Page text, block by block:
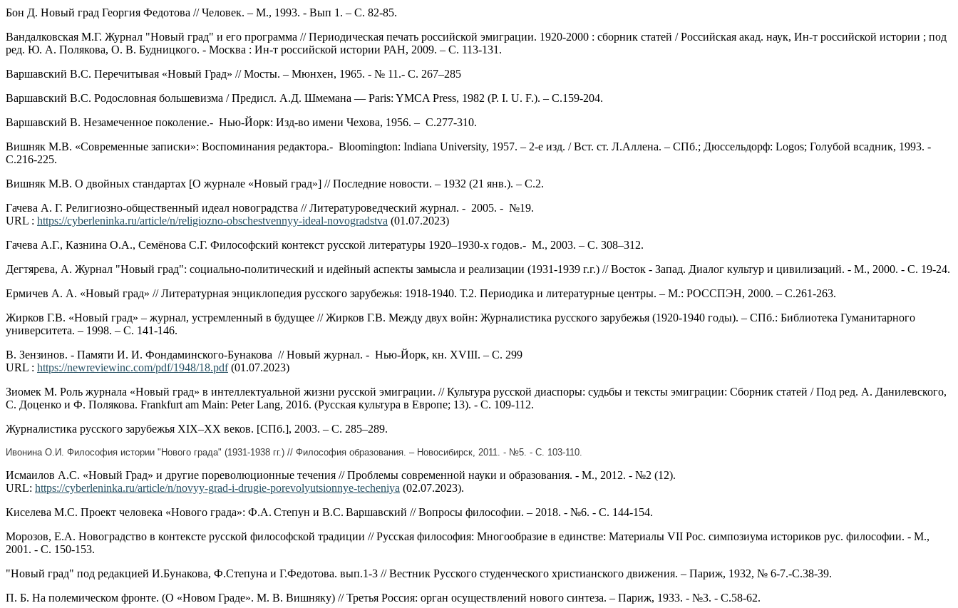
Бон Д. Новый град Георгия Федотова // Человек. – М., 1993. - Вып 1. – С. 82-85.
Вандалковская М.Г. Журнал "Новый град" и его программа // Периодическая печать российской эмиграции. 1920-2000 : сборник статей / Российская акад. наук, Ин-т российской истории ; под
ред. Ю. А. Полякова, О. В. Будницкого. - Москва : Ин-т российской истории РАН, 2009. – С. 113-131.
Варшавский В.С. Перечитывая «Новый Град» // Мосты. – Мюнхен, 1965. - № 11.- С. 267–285
Варшавский В.С. Родословная большевизма / Предисл. А.Д. Шмемана — Paris: YMCA Press, 1982 (P. I. U. F.). – С.159-204.
Варшавский В. Незамеченное поколение.- Нью-Йорк: Изд-во имени Чехова, 1956. – С.277-310.
Вишняк М.В. «Современные записки»: Воспоминания редактора.- Bloomington: Indiana University, 1957. – 2-е изд. / Вст. ст. Л.Аллена. – СПб.; Дюссельдорф: Logos; Голубой всадник, 1993. -
С.216-225.
Вишняк М.В. О двойных стандартах [О журнале «Новый град»] // Последние новости. – 1932 (21 янв.). – С.2.
Гачева А. Г. Религиозно-общественный идеал новоградства // Литературоведческий журнал. - 2005. - №19.
URL : https://cyberleninka.ru/article/n/religiozno-obschestvennyy-ideal-novogradstva (01.07.2023)
Гачева А.Г., Казнина О.А., Семёнова С.Г. Философский контекст русской литературы 1920–1930-х годов.- М., 2003. – С. 308–312.
Дегтярева, А. Журнал "Новый град": социально-политический и идейный аспекты замысла и реализации (1931-1939 г.г.) // Восток - Запад. Диалог культур и цивилизаций. - М., 2000. - С. 19-24.
Ермичев А. А. «Новый град» // Литературная энциклопедия русского зарубежья: 1918-1940. Т.2. Периодика и литературные центры. – М.: РОССПЭН, 2000. – С.261-263.
Жирков Г.В. «Новый град» – журнал, устремленный в будущее // Жирков Г.В. Между двух войн: Журналистика русского зарубежья (1920-1940 годы). – СПб.: Библиотека Гуманитарного
университета. – 1998. – С. 141-146.
В. Зензинов. - Памяти И. И. Фондаминского-Бунакова // Новый журнал. - Нью-Йорк, кн. XVIII. – С. 299
URL : https://newreviewinc.com/pdf/1948/18.pdf(01.07.2023)
Зиомек М. Роль журнала «Новый град» в интеллектуальной жизни русской эмиграции. // Культура русской диаспоры: судьбы и тексты эмиграции: Сборник статей / Под ред. А. Данилевского,
С. Доценко и Ф. Полякова. Frankfurt am Main: Peter Lang, 2016. (Русская культура в Европе; 13). - С. 109-112.
Журналистика русского зарубежья XIX–XX веков. [СПб.], 2003. – С. 285–289.
Ивонина О.И. Философия истории "Нового града" (1931-1938 гг.) // Философия образования. – Новосибирск, 2011. - №5. - C. 103-110.
Исмаилов А.С. «Новый Град» и другие пореволюционные течения // Проблемы современной науки и образования. - М., 2012. - №2 (12).
URL: https://cyberleninka.ru/article/n/novyy-grad-i-drugie-porevolyutsionnye-techeniya (02.07.2023).
Киселева М.С. Проект человека «Нового града»: Ф.А. Степун и В.С. Варшавский // Вопросы философии. – 2018. - №6. - С. 144-154.
Морозов, Е.А. Новоградство в контексте русской философской традиции // Русская философия: Многообразие в единстве: Материалы VII Рос. симпозиума историков рус. философии. - М.,
2001. - С. 150-153.
"Новый град" под редакцией И.Бунакова, Ф.Степуна и Г.Федотова. вып.1-3 // Вестник Русского студенческого христианского движения. – Париж, 1932, № 6-7.-С.38-39.
П. Б. На полемическом фронте. (О «Новом Граде». М. В. Вишняку) // Третья Россия: орган осуществлений нового синтеза. – Париж, 1933. - №3. - С.58-62.